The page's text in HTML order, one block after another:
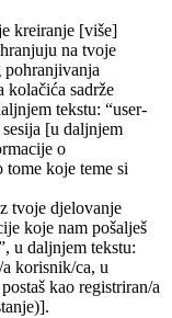
kreiranje [više]
na tvoje
pohranjivanja
kolačića sadrže
tekstu: “user-
[u daljnjem
o
koje teme si
tvoje djelovanje
koje nam pošalješ
u daljnjem tekstu:
korisnik/ca, u
kao registriran/a